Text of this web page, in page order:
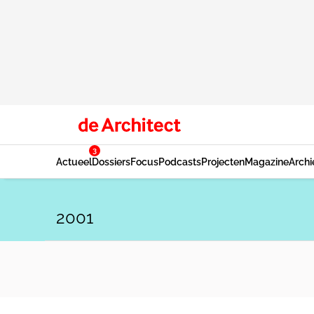
Actueel
3
DossiersFocusPodcastsProjectenMagazine
2001